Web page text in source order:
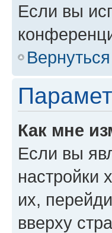
Если вы
Как мне
Если вы
настройки
их,
вверху